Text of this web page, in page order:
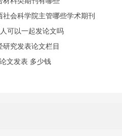
社会科学院主管哪些学术期刊
可以一起发论文吗
研究发表论文栏目
文发表 多少钱